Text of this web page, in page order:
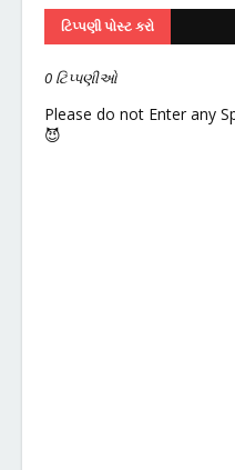
ટિપ્પણી પોસ્ટ કરો
0 ટિપ્પણીઓ
Please do not Enter any
😈